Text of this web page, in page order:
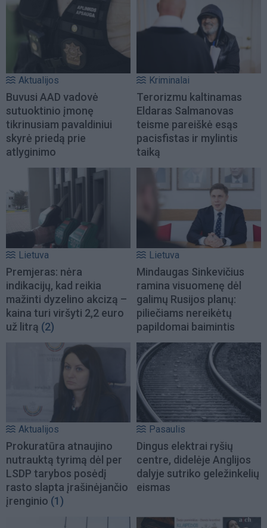
Aktualijos
Buvusi AAD vadovė
sutuoktinio įmonę
tikrinusiam pavaldiniui
skyrė priedą prie
atlyginimo
Kriminalai
Terorizmu kaltinamas
Eldaras Salmanovas
teisme pareiškė esąs
pacisfistas ir mylintis
taiką
Lietuva
Premjeras: nėra
indikacijų, kad reikia
mažinti dyzelino akcizą –
kaina turi viršyti 2,2 euro
už litrą (2)
Lietuva
Mindaugas Sinkevičius
ramina visuomenę dėl
galimų Rusijos planų:
piliečiams nereikėtų
papildomai baimintis
Aktualijos
Prokuratūra atnaujino
nutrauktą tyrimą dėl per
LSDP tarybos posėdį
rasto slapta įrašinėjančio
įrenginio (1)
Pasaulis
Dingus elektrai ryšių
centre, didelėje Anglijos
dalyje sutriko geležinkelių
eismas